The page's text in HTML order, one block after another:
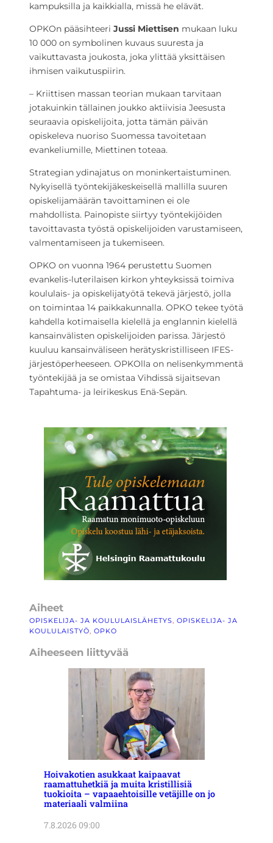
kampuksilla ja kaikkialla, missä he elävät.
OPKOn pääsihteeri Jussi Miettisen mukaan luku
10 000 on symbolinen kuvaus suuresta ja
vaikuttavasta joukosta, joka ylittää yksittäisen
ihmisen vaikutuspiirin.
– Kriittisen massan teorian mukaan tarvitaan
jotakuinkin tällainen joukko aktiivisia Jeesusta
seuraavia opiskelijoita, jotta tämän päivän
opiskeleva nuoriso Suomessa tavoitetaan
evankeliumille, Miettinen toteaa.
Strategian ydinajatus on moninkertaistuminen.
Nykyisellä työntekijäkeskeisellä mallilla suuren
opiskelijamäärän tavoittaminen ei ole
mahdollista. Painopiste siirtyy työntekijöiden
tavoittavasta työstä opiskelijoiden varustamiseen,
valmentamiseen ja tukemiseen.
OPKO on vuonna 1964 perustettu Suomen
evankelis-luterilaisen kirkon yhteyksissä toimiva
koululais- ja opiskelijatyötä tekevä järjestö, jolla
on toimintaa 14 paikkakunnalla. OPKO tekee työtä
kahdella kotimaisella kielellä ja englannin kielellä
kansainvälisten opiskelijoiden parissa. Järjestö
kuuluu kansainväliseen herätyskristilliseen IFES-
järjestöperheeseen. OPKOlla on nelisenkymmentä
työntekijää ja se omistaa Vihdissä sijaitsevan
Tapahtuma- ja leirikeskus Enä-Sepän.
Aiheet
OPISKELIJA- JA KOULULAISLÄHETYS, OPISKELIJA- JA
KOULULAISTYÖ, OPKO
Aiheeseen liittyvää
Hoivakotien asukkaat kaipaavat
raamattuhetkiä ja muita kristillisiä
tuokioita – vapaaehtoisille vetäjille on jo
materiaali valmiina
7.8.2026 09:00